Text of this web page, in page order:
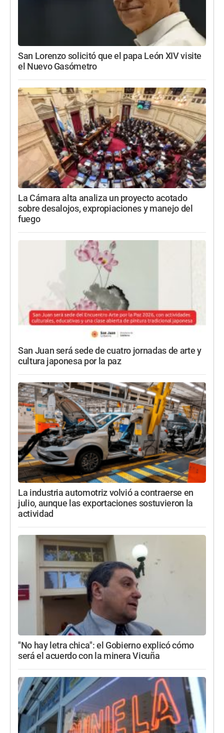
San Lorenzo solicitó que el papa León XIV visite
el Nuevo Gasómetro
La Cámara alta analiza un proyecto acotado
sobre desalojos, expropiaciones y manejo del
fuego
San Juan será sede de cuatro jornadas de arte y
cultura japonesa por la paz
La industria automotriz volvió a contraerse en
julio, aunque las exportaciones sostuvieron la
actividad
"No hay letra chica": el Gobierno explicó cómo
será el acuerdo con la minera Vicuña